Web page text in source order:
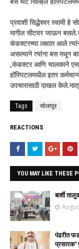
प्रवाशी सिद्धेश्वर स्वामी
मागील सीटवर जाऊन
कंडक्टरच्या लक्षात आले
असल्याने त्यांना बस मधून
,कंडक्टर आणि चालकाने
हॉस्पिटलमधील इतर
उपचारासाठी दाखल
Tags सोलापूर
REACTIONS
YOU MAY LIKE THESE
बार्शी
पंढरीत
प्रसारक'